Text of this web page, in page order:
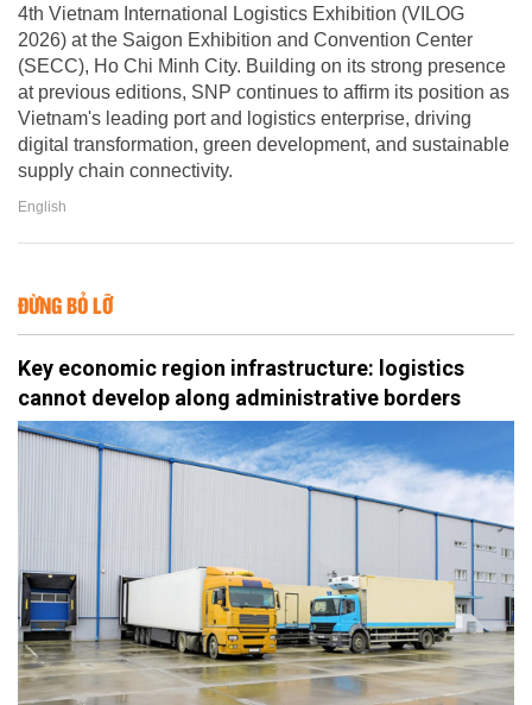
4th Vietnam International Logistics Exhibition (VILOG
2026) at the Saigon Exhibition and Convention Center
(SECC), Ho Chi Minh City. Building on its strong presence
at previous editions, SNP continues to affirm its position as
Vietnam's leading port and logistics enterprise, driving
digital transformation, green development, and sustainable
supply chain connectivity.
English
ĐỪNG BỎ LỠ
Key economic region infrastructure: logistics
cannot develop along administrative borders